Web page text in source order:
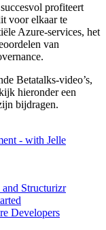
profiteert
voor elkaar te
Azure-services, het
van
Betatalks-video’s,
hieronder een
bijdragen.
- with Jelle
Structurizr
Developers